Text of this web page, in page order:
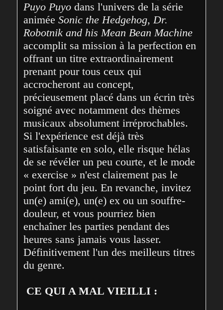
Puyo Puyo dans l'univers de la série
animée Sonic the Hedgehog, Dr.
Robotnik and his Mean Bean Machine
accomplit sa mission à la perfection en
offrant un titre extraordinairement
prenant pour tous ceux qui
accrocheront au concept,
précieusement placé dans un écrin très
soigné avec notamment des thèmes
musicaux absolument irréprochables.
Si l'expérience est déjà très
satisfaisante en solo, elle risque hélas
de se révéler un peu courte, et le mode
« exercise » n'est clairement pas le
point fort du jeu. En revanche, invitez
un(e) ami(e), un(e) ex ou un souffre-
douleur, et vous pourriez bien
enchaîner les parties pendant des
heures sans jamais vous lasser.
Définitivement l'un des meilleurs titres
du genre.
CE QUI A MAL VIEILLI :